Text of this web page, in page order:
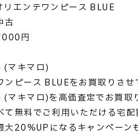
リエンテワンピース BLUE
古
円
マキマロ)
ンピース BLUEをお買取りさせ
キマロ)を高価査定でお買取り
て無料でご利用いただける宅配
大20%UPになるキャンペーン